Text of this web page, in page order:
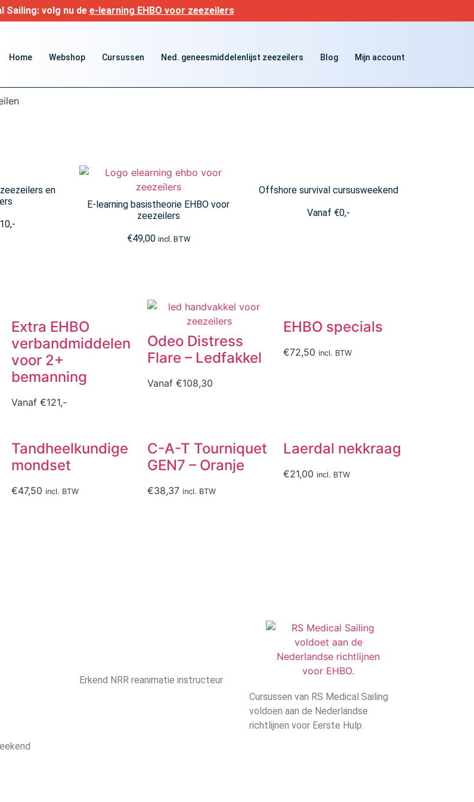
Sailing: volg nu de e-learning EHBO voor zeezeilers
Home Webshop Cursussen Ned. geneesmiddelenlijst zeezeilers Blog Mijn account
en
E-learning basistheorie EHBO voor
zeezeilers
€49,00 incl. BTW
Offshore survival cursusweekend
Vanaf €0,-
Extra EHBO
verbandmiddelen
voor 2+
bemanning
Vanaf €121,-
Odeo Distress
Flare – Ledfakkel
Vanaf €108,30
EHBO specials
€72,50 incl. BTW
Tandheelkundige
mondset
€47,50 incl. BTW
C-A-T Tourniquet
GEN7 – Oranje
€38,37 incl. BTW
Laerdal nekkraag
€21,00 incl. BTW
Erkend NRR reanimatie instructeur
Cursussen van RS Medical Sailing
voldoen aan de Nederlandse
richtlijnen voor Eerste Hulp.